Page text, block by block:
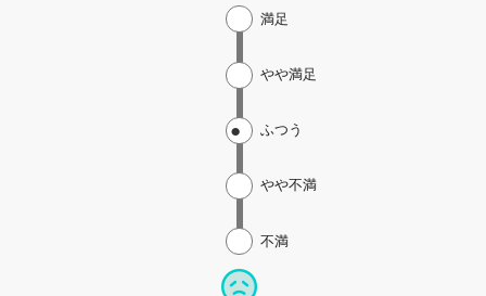
不満
やや不満
ふつう
やや満足
満足